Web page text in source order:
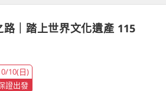
｜踏上世界文化遺產 115
10(日)
證出發